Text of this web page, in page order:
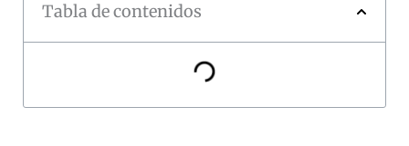
Tabla de contenidos